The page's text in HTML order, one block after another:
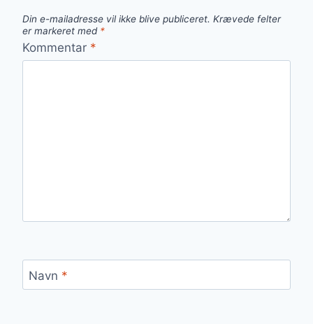
Din e-mailadresse vil ikke blive publiceret. Krævede felter
er markeret med *
Kommentar *
Navn *